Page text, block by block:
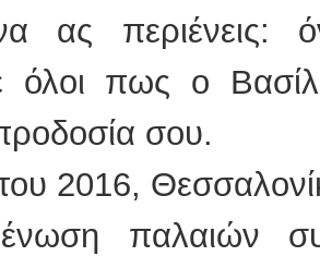
ας περιένεις:
όλοι πως ο
σου.
2016,
παλαιών